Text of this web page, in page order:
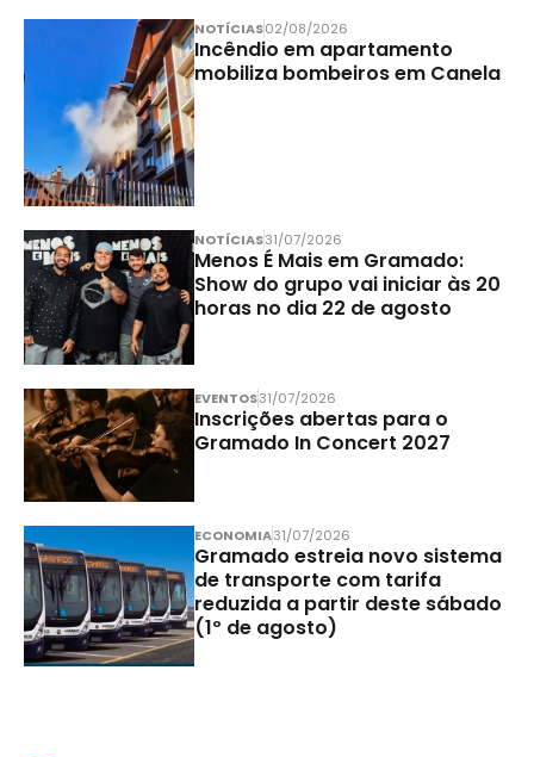
NOTÍCIAS02/08/2026
Incêndio em apartamento
mobiliza bombeiros em Canela
NOTÍCIAS31/07/2026
Menos É Mais em Gramado:
Show do grupo vai iniciar às 20
horas no dia 22 de agosto
EVENTOS31/07/2026
Inscrições abertas para o
Gramado In Concert 2027
ECONOMIA31/07/2026
Gramado estreia novo sistema
de transporte com tarifa
reduzida a partir deste sábado
(1º de agosto)